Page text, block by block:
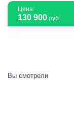
Цена:
130 900 руб.
Вы смотрели